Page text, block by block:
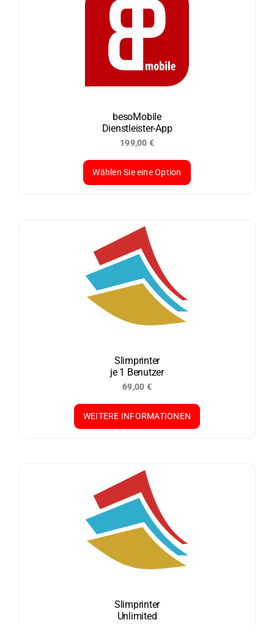
Varianten
Optionen
Produktseite
werden
besoMobile
Dienstleister-App
199,00 €
Wählen Sie eine Option
Slimprinter
je 1 Benutzer
69,00 €
WEITERE INFORMATIONEN
Slimprinter
Unlimited